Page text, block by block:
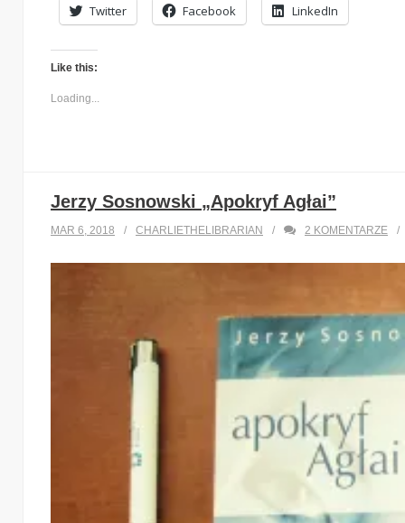
Twitter Facebook LinkedIn
Like this:
Loading...
Jerzy Sosnowski „Apokryf Agłai”
MAR 6, 2018 CHARLIETHELIBRARIAN 2 KOMENTARZE